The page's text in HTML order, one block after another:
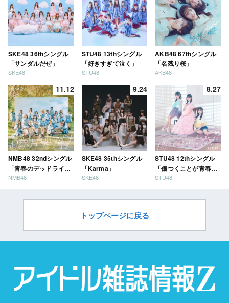
SKE48 36thシングル
「サンダルだぜ」
SKE48
STU48 13thシングル
「好きすぎて泣く」
STU48
AKB48 67thシングル
「名残り桜」
AKB48
11.12
NMB48 32ndシングル
「青春のデッドライ
ン」
NMB48
9.24
SKE48 35thシングル
「Karma」
SKE48
8.27
STU48 12thシングル
「傷つくことが青春
だ」
STU48
トップページに戻る